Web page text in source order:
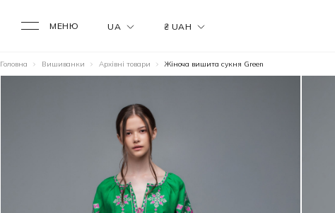
МЕНЮ UA ₴ UAH
Головна Вишиванки Архівні товари Жіноча вишита сукня Green